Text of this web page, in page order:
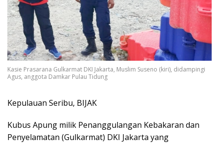
Kasie Prasarana Gulkarmat DKI Jakarta, Muslim Suseno (kiri), didampingi
Agus, anggota Damkar Pulau Tidung
Kepulauan Seribu, BIJAK
Kubus Apung milik Penanggulangan Kebakaran dan
Penyelamatan (Gulkarmat) DKI Jakarta yang